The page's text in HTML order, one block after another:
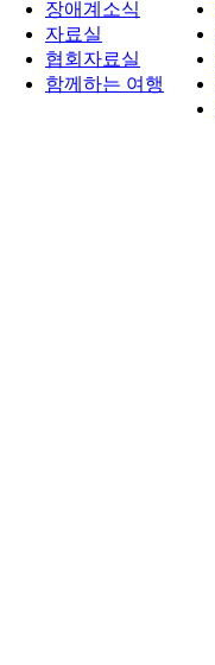
장애계소식
자료실
협회자료실
함께하는 여행